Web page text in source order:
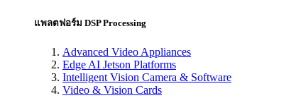
แพลตฟอร์ม DSP Processing
Advanced Video Appliances
Edge AI Jetson Platforms
Intelligent Vision Camera & Software
Video & Vision Cards